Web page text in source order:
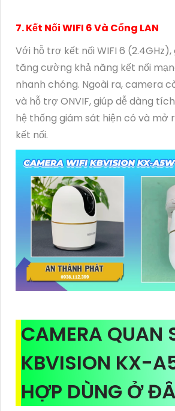
7. Kết Nối WIFI 6 Và Cổng LAN
Với hỗ trợ kết nối WIFI 6
tăng cường khả năng kết nối
nhanh chóng. Ngoài ra, camera
và hỗ trợ ONVIF, giúp dễ dàng
hệ thống giám sát hiện có và mở
kết nối.
CAMERA QUAN
KBVISION KX-
HỢP DÙNG Ở